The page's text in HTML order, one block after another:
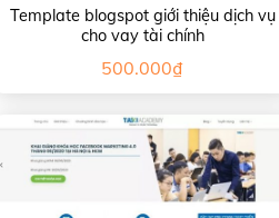
Template blogspot giới thiệu dịch vụ
cho vay tài chính
500.000₫